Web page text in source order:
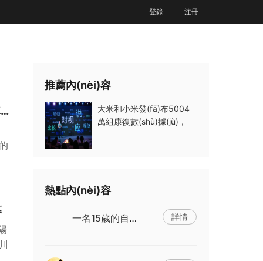
登錄 注冊
大米和小米發(fā)布5004萬組康復數(shù)據(jù)，為自閉癥干預鋪設“快車道”
推薦內(nèi)容
大米和小米發(fā)布5004
萬組康復數(shù)據(jù)，
熱點內(nèi)容
一名15歲的自閉癥男孩在與母親發(fā)生第一次肢體沖 詳情